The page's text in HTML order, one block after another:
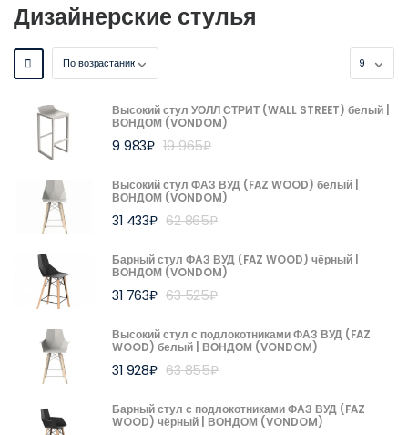
Дизайнерские стулья
Высокий стул УОЛЛ СТРИТ (WALL STREET) белый |
ВОНДОМ (VONDOM)
9 983₽ 19 965₽
Высокий стул ФАЗ ВУД (FAZ WOOD) белый |
ВОНДОМ (VONDOM)
31 433₽ 62 865₽
Барный стул ФАЗ ВУД (FAZ WOOD) чёрный |
ВОНДОМ (VONDOM)
31 763₽ 63 525₽
Высокий стул с подлокотниками ФАЗ ВУД (FAZ
WOOD) белый | ВОНДОМ (VONDOM)
31 928₽ 63 855₽
Барный стул с подлокотниками ФАЗ ВУД (FAZ
WOOD) чёрный | ВОНДОМ (VONDOM)